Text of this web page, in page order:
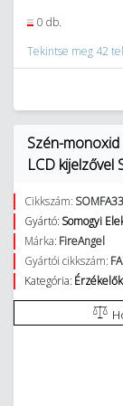
0 db.
Tekintse meg 42
Szén-
LCD kijelzővel
Cikkszám:
Gyártó: Somogyi
Márka: FireAngel
Gyártói cikkszám:
Kategória: Érzékelők